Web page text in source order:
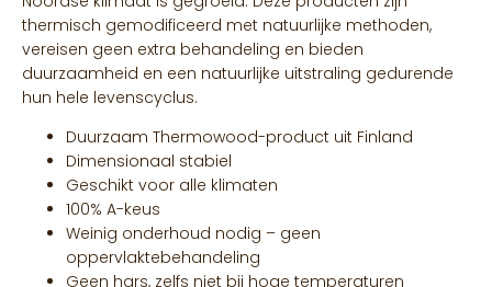
thermisch gemodificeerd met natuurlijke methoden,
vereisen geen extra behandeling en bieden
duurzaamheid en een natuurlijke uitstraling gedurende
hun hele levenscyclus.
Duurzaam Thermowood-product uit Finland
Dimensionaal stabiel
Geschikt voor alle klimaten
100% A-keus
Weinig onderhoud nodig – geen
oppervlaktebehandeling
Geen hars, zelfs niet bij hoge temperaturen